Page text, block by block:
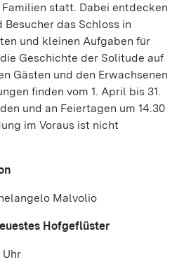
statt. Dabei entdecken
Besucher das Schloss in
und kleinen Aufgaben für
Geschichte der Solitude auf
Gästen und den Erwachsenen
finden vom 1. April bis 31.
und an Feiertagen um 14.30
im Voraus ist nicht
Malvolio
Hofgeflüster
Uhr